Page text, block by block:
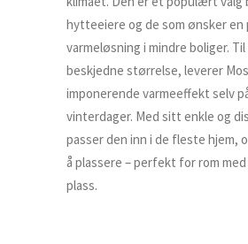
hytteeiere og de som ønsker en
varmeløsning i mindre boliger.
beskjedne størrelse, leverer
imponerende varmeeffekt selv
vinterdager. Med sitt enkle og
passer den inn i de fleste hjem,
å plassere – perfekt for rom
plass.